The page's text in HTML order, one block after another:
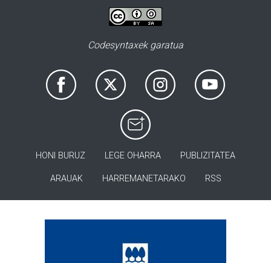
Codesyntaxek garatua
HONI BURUZ LEGE OHARRA PUBLIZITATEA
ARAUAK HARREMANETARAKO RSS